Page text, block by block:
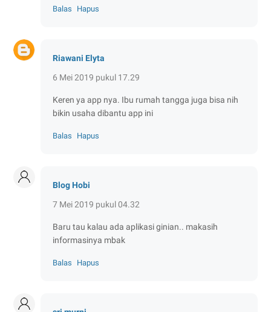
Balas Hapus
Riawani Elyta
6 Mei 2019 pukul 17.29
Keren ya app nya. Ibu rumah tangga juga bisa nih
bikin usaha dibantu app ini
Balas Hapus
Blog Hobi
7 Mei 2019 pukul 04.32
Baru tau kalau ada aplikasi ginian.. makasih
informasinya mbak
Balas Hapus